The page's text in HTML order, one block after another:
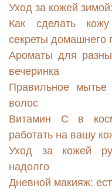
Уход за кожей
Как сделать
секреты домашнего
Ароматы для
вечеринка
Правильное
волос
Витамин С в
работать на вашу
Уход за кожей
надолго
Дневной макияж: